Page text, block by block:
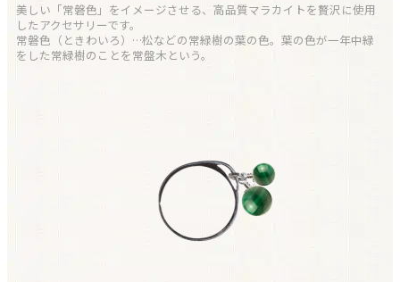
干支石で選ぶ
星座石で選ぶ
石の名前で選ぶ
パワーストーン一覧
美しい「常磐色」をイメージさせる、高品質マラカイトを贅沢に使用
したアクセサリーです。
常磐色（ときわいろ）…松などの常緑樹の葉の色。葉の色が一年中緑
をした常緑樹のことを常盤木という。